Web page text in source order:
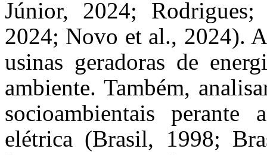
Júnior, 2024;
2024; Novo et al., 2024).
usinas geradoras de
ambiente. Também,
socioambientais perante
elétrica (Brasil, 1998;